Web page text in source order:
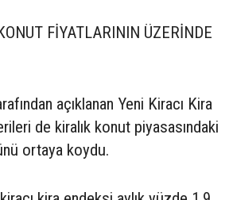
FİYATLARININ ÜZERİNDE
açıklanan Yeni Kiracı Kira
de kiralık konut piyasasındaki
ortaya koydu.